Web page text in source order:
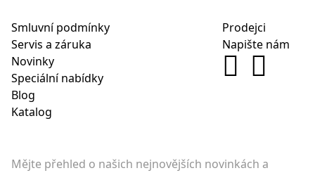
Smluvní podmínky
Servis a záruka
Novinky
Speciální nabídky
Blog
Katalog
Prodejci
Napište nám
Mějte přehled o našich nejnovějších novinkách a